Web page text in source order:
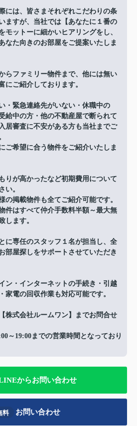
には、皆さまそれぞれこだわりの条
ますが、当社では【あなたに１番の
モットーに細かいヒアリングをし、
なた向きのお部屋をご提案いたしま
らファミリー物件まで、他には無い
にご紹介しております。
・緊急連絡先がいない・休職中の
給中の方・他の不動産屋で断られて
居審査に不安がある方も当社までご
ご希望に合う物件をご紹介いたしま
りが高かったなど初期費用について
い。
の掲載物件も全てご紹介可能です。
件はすべて仲介手数料半額～最大無
します。
に専任のスタッフ１名が担当し、全
部屋探しをサポートさせていただき
ン・インターネットの手続き・引越
家電の回収作業も対応可能です。
株式会社ルームワン】までお問合せ
～19:00までの営業時間となっており
からお問い合わせ
料 お問い合わせ